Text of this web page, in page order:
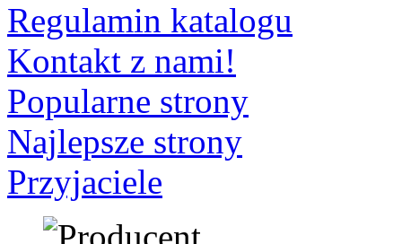
Regulamin katalogu
Kontakt z nami!
Popularne strony
Najlepsze strony
Przyjaciele